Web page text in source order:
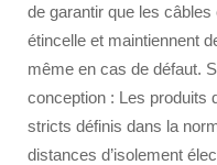
de garantir que les
étincelle et maintiennent
même en cas de défaut.
conception : Les produits
stricts définis dans la
distances d’isolement